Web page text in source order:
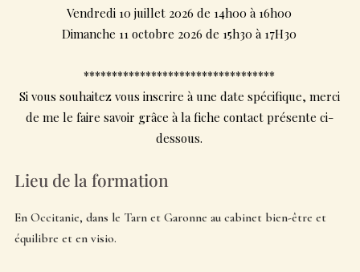
Vendredi 10 juillet 2026 de 14h00 à 16h00
Dimanche 11 octobre 2026 de 15h30 à 17H30
**********************************
Si vous souhaitez vous inscrire à une date spécifique, merci
de me le faire savoir grâce à la fiche contact présente ci-
dessous.
Lieu de la formation
En Occitanie, dans le Tarn et Garonne au cabinet bien-être et
équilibre et en visio.